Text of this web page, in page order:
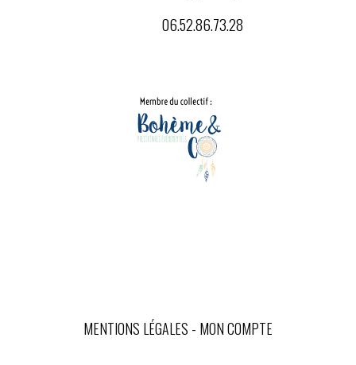
06.52.86.73.28
MENTIONS LÉGALES MON COMPTE